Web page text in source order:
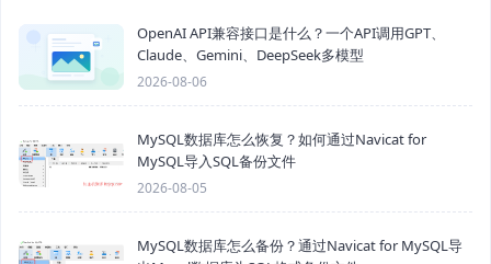
OpenAI API兼容接口是什么？一个API调用GPT、
Claude、Gemini、DeepSeek多模型
2026-08-06
MySQL数据库怎么恢复？如何通过Navicat for
MySQL导入SQL备份文件
2026-08-05
MySQL数据库怎么备份？通过Navicat for MySQL导